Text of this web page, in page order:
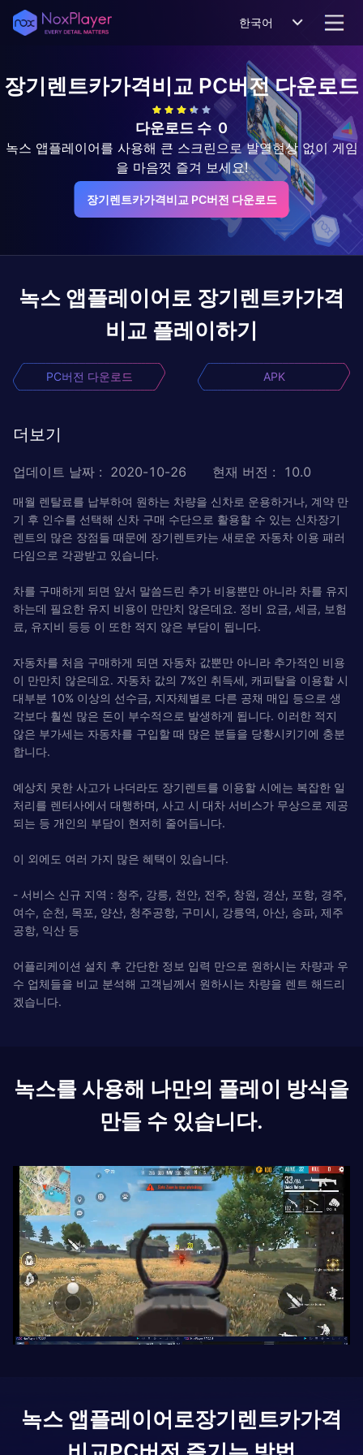
한국어
장기렌트카가격비교 PC버전 다운로드
다운로드 수 0
녹스 앱플레이어를 사용해 큰 스크린으로 발열현상 없이 게임
을 마음껏 즐겨 보세요!
장기렌트카가격비교 PC버전 다운로드
녹스 앱플레이어로 장기렌트카가격
비교 플레이하기
PC버전 다운로드 APK
더보기
업데이트 날짜 : 2020-10-26 현재 버전 : 10.0
매월 렌탈료를 납부하여 원하는 차량을 신차로 운용하거나, 계약 만
기 후 인수를 선택해 신차 구매 수단으로 활용할 수 있는 신차장기
렌트의 많은 장점들 때문에 장기렌트카는 새로운 자동차 이용 패러
다임으로 각광받고 있습니다.
차를 구매하게 되면 앞서 말씀드린 추가 비용뿐만 아니라 차를 유지
하는데 필요한 유지 비용이 만만치 않은데요. 정비 요금, 세금, 보험
료, 유지비 등등 이 또한 적지 않은 부담이 됩니다.
자동차를 처음 구매하게 되면 자동차 값뿐만 아니라 추가적인 비용
이 만만치 않은데요. 자동차 값의 7%인 취득세, 캐피탈을 이용할 시
대부분 10% 이상의 선수금, 지자체별로 다른 공채 매입 등으로 생
각보다 훨씬 많은 돈이 부수적으로 발생하게 됩니다. 이러한 적지
않은 부가세는 자동차를 구입할 때 많은 분들을 당황시키기에 충분
합니다.
예상치 못한 사고가 나더라도 장기렌트를 이용할 시에는 복잡한 일
처리를 렌터사에서 대행하며, 사고 시 대차 서비스가 무상으로 제공
되는 등 개인의 부담이 현저히 줄어듭니다.
이 외에도 여러 가지 많은 혜택이 있습니다.
- 서비스 신규 지역 : 청주, 강릉, 천안, 전주, 창원, 경산, 포항, 경주,
여수, 순천, 목포, 양산, 청주공항, 구미시, 강릉역, 아산, 송파, 제주
공항, 익산 등
어플리케이션 설치 후 간단한 정보 입력 만으로 원하시는 차량과 우
수 업체들을 비교 분석해 고객님께서 원하시는 차량을 렌트 해드리
겠습니다.
녹스를 사용해 나만의 플레이 방식을
만들 수 있습니다.
녹스 앱플레이어로장기렌트카가격